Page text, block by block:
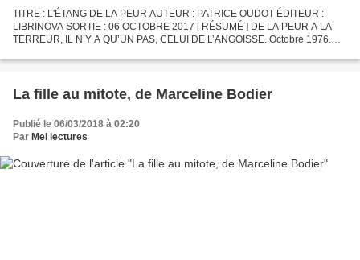
TITRE : L'ÉTANG DE LA PEUR AUTEUR : PATRICE OUDOT ÉDITEUR :
LIBRINOVA SORTIE : 06 OCTOBRE 2017 [ RÉSUMÉ ] DE LA PEUR A LA
TERREUR, IL N’Y A QU’UN PAS, CELUI DE L’ANGOISSE. Octobre 1976.
La fille au mitote, de Marceline Bodier
Publié le 06/03/2018 à 02:20
Par Mel lectures